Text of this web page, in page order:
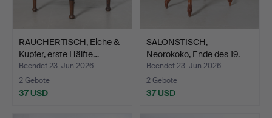
RAUCHERTISCH, Eiche &
Kupfer, erste Hälfte…
Beendet 23. Jun 2026
2 Gebote
37 USD
SALONSTISCH,
Neorokoko, Ende des 19.
Jahrh…
Beendet 23. Jun 2026
2 Gebote
37 USD